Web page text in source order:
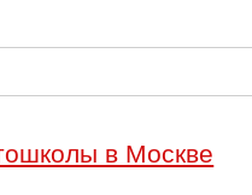
в Москве